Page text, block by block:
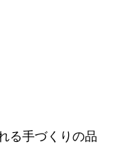
る手づくりの品